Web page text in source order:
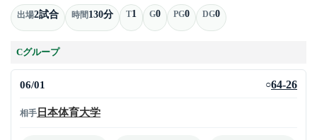
出場2試合 時間130分 T1 G0 PG0 DG0
Cグループ
06/01 ○64-26
相手 日本体育大学